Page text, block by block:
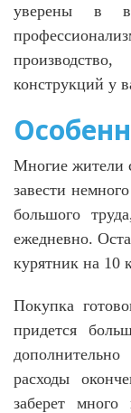
уверены в
конструкций у
Многие жители
завести
большого
ежедневно.
курятник на 10
Покупка
придется
расходы
заберет